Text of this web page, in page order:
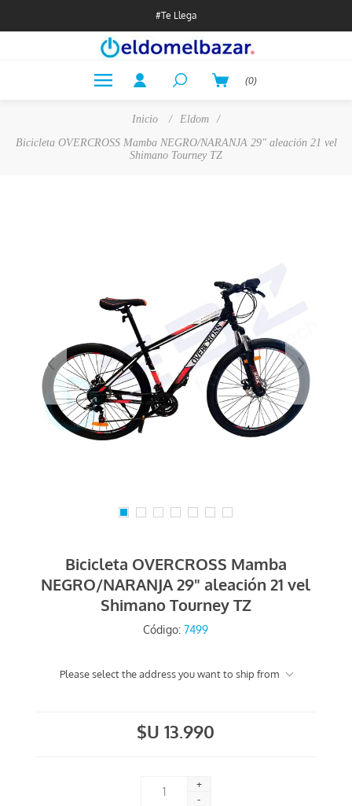
#Te Llega
(0)
Inicio / Eldom
/
Bicicleta OVERCROSS Mamba NEGRO/NARANJA 29" aleación 21 vel
Shimano Tourney TZ
Bicicleta OVERCROSS Mamba
NEGRO/NARANJA 29" aleación 21 vel
Shimano Tourney TZ
Código: 7499
Please select the address you want to ship from
$U 13.990
+
-